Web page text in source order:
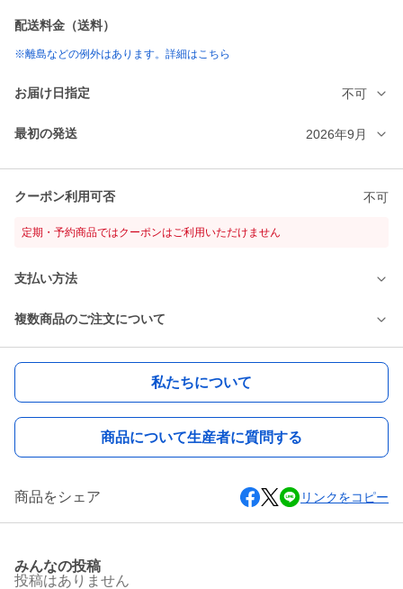
配送料金（送料）
※離島などの例外はあります。詳細はこちら
お届け日指定 不可
最初の発送 2026年9月
クーポン利用可否 不可
定期・予約商品ではクーポンはご利用いただけません
支払い方法
複数商品のご注文について
私たちについて
商品について生産者に質問する
商品をシェア リンクをコピー
みんなの投稿
投稿はありません